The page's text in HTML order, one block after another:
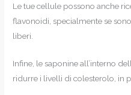
Le tue cellule possono anche
flavonoidi, specialmente se
liberi.
Infine, le saponine all’interno
ridurre i livelli di colesterolo, in